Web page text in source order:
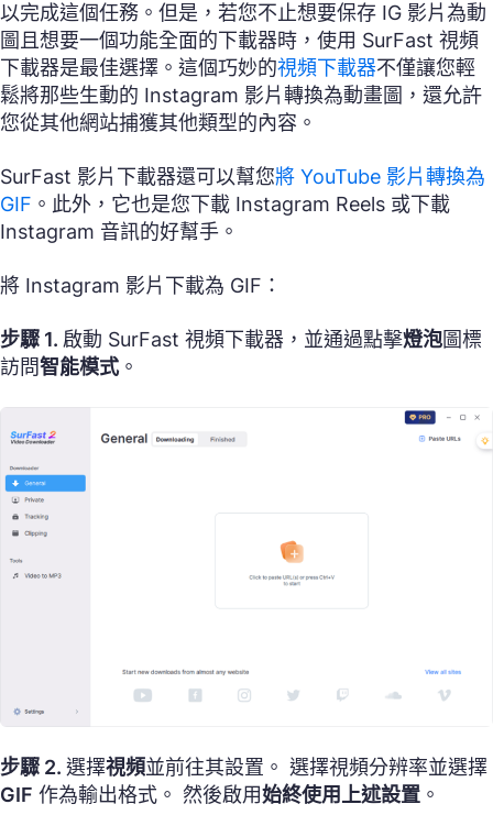
以完成這個任務。但是，若您不止想要保存 IG 影片為動
圖且想要一個功能全面的下載器時，使用 SurFast 視頻
下載器是最佳選擇。這個巧妙的視頻下載器不僅讓您輕
鬆將那些生動的 Instagram 影片轉換為動畫圖，還允許
您從其他網站捕獲其他類型的內容。
SurFast 影片下載器還可以幫您將 YouTube 影片轉換為
GIF 。此外，它也是您下載 Instagram Reels 或下載
Instagram 音訊的好幫手。
將 Instagram 影片下載為 GIF：
步驟 1. 啟動 SurFast 視頻下載器，並通過點擊燈泡圖標
訪問智能模式。
步驟 2. 選擇視頻並前往其設置。 選擇視頻分辨率並選擇
GIF 作為輸出格式。 然後啟用始終使用上述設置 。